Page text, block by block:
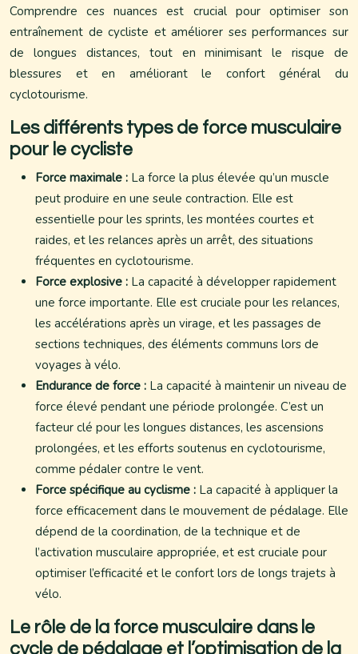
Comprendre ces nuances est crucial pour optimiser son
entraînement de cycliste et améliorer ses performances sur
de longues distances, tout en minimisant le risque de
blessures et en améliorant le confort général du
cyclotourisme.
Les différents types de force musculaire
pour le cycliste
Force maximale : La force la plus élevée qu’un muscle
peut produire en une seule contraction. Elle est
essentielle pour les sprints, les montées courtes et
raides, et les relances après un arrêt, des situations
fréquentes en cyclotourisme.
Force explosive : La capacité à développer rapidement
une force importante. Elle est cruciale pour les relances,
les accélérations après un virage, et les passages de
sections techniques, des éléments communs lors de
voyages à vélo.
Endurance de force : La capacité à maintenir un niveau de
force élevé pendant une période prolongée. C’est un
facteur clé pour les longues distances, les ascensions
prolongées, et les efforts soutenus en cyclotourisme,
comme pédaler contre le vent.
Force spécifique au cyclisme : La capacité à appliquer la
force efficacement dans le mouvement de pédalage. Elle
dépend de la coordination, de la technique et de
l’activation musculaire appropriée, et est cruciale pour
optimiser l’efficacité et le confort lors de longs trajets à
vélo.
Le rôle de la force musculaire dans le
cycle de pédalage et l’optimisation de la